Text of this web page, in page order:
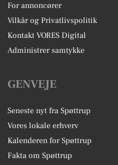
For annoncører
Vilkår og Privatlivspolitik
Kontakt VORES Digital
Administrer samtykke
GENVEJE
Seneste nyt fra Spøttrup
Vores lokale erhverv
Kalenderen for Spøttrup
Fakta om Spøttrup